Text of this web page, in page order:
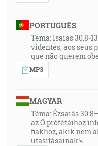
PORTUGUÊS
Tema: Isaías 30,8-
videntes, aos seus
que não querem
MP3
MAGYAR
Téma: Ézsaiás
az Ő prófétáihoz
fiakhoz, akik nem
utasításainak!«